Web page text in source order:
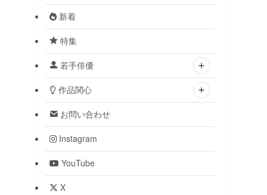
新着
特集
若手俳優
作品関心
お問い合わせ
Instagram
YouTube
X